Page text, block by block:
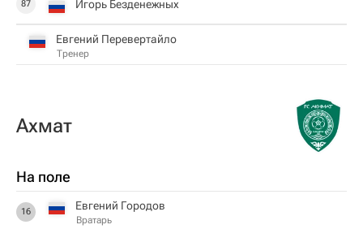
87 Игорь Безденежных
Евгений Перевертайло
Тренер
Ахмат
На поле
16 Евгений Городов
Вратарь